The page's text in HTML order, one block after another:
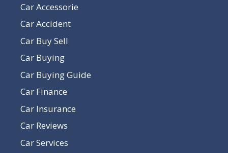
Car Accessorie
Car Accident
Car Buy Sell
Car Buying
Car Buying Guide
Car Finance
Car Insurance
Car Reviews
Car Services